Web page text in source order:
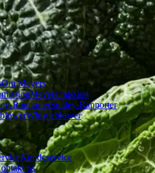
Om Meyers
missionMeyers mission
RapporterSmiley-Rapporter
Whistleblower
Kundeservice
os